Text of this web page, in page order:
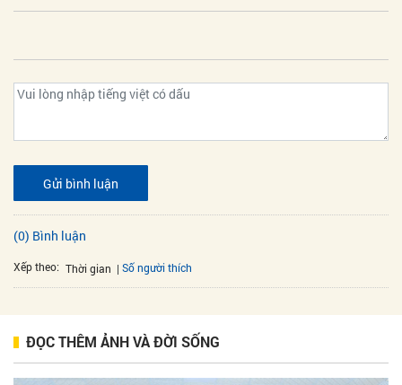
Gửi bình luận
(0) Bình luận
Xếp theo: Thời gian Số người thích
ĐỌC THÊM ẢNH VÀ ĐỜI SỐNG